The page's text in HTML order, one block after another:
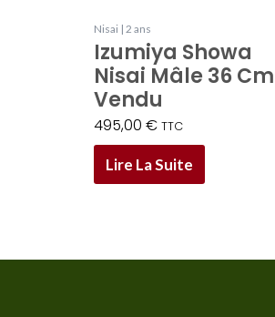
Nisai | 2 ans
Izumiya Showa
Nisai Mâle 36 Cm
Vendu
495,00€ TTC
Lire La Suite